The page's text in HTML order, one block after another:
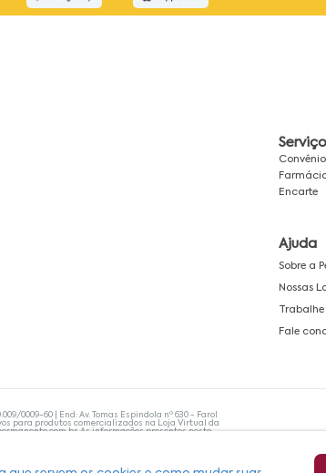
Encarte
Ajuda
Sobre a
Nossas
Fale
0009-60 | End: Av. Tomas Espindola nº 630 - Farol
para produtos comercializados na Loja Virtual da
. As informações presentes neste
Apenas o médico está capacitado para
A Farmácia Permanente trabalha com as
e a segurança dos clientes são compromissos da